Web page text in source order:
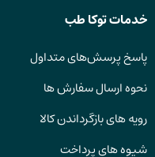
خدمات توکا طب
پاسخ پرسش‌های متداول
نحوه ارسال سفارش ها
رویه های بازگرداندن کالا
شیوه های پرداخت